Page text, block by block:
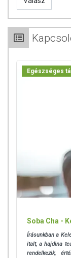
Egészséges
Soba Cha -
Írásunkban a
italt, a hajdina
rendelkezik,